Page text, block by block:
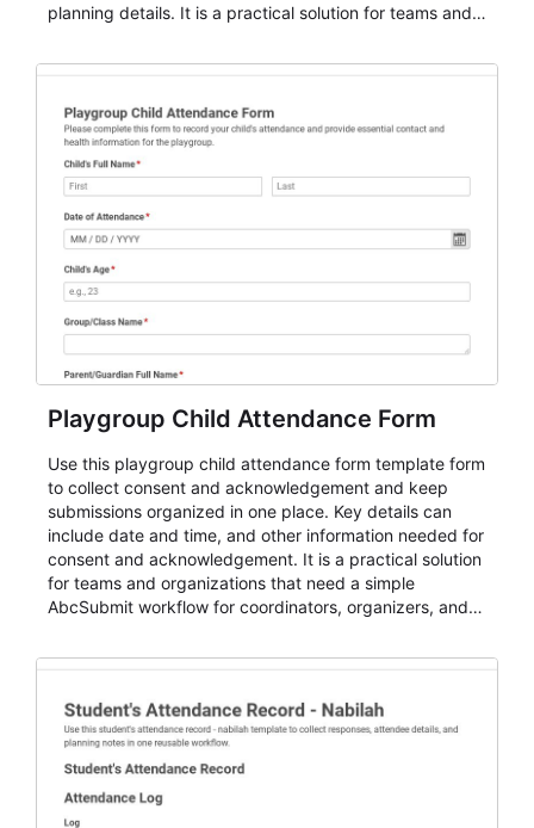
planning details. It is a practical solution for teams and
for teams and organizations.
Playgroup Child Attendance Form
Use this playgroup child attendance form template form
to collect consent and acknowledgement and keep
submissions organized in one place. Key details can
include date and time, and other information needed for
consent and acknowledgement. It is a practical solution
for teams and organizations that need a simple
AbcSubmit workflow for coordinators, organizers, and